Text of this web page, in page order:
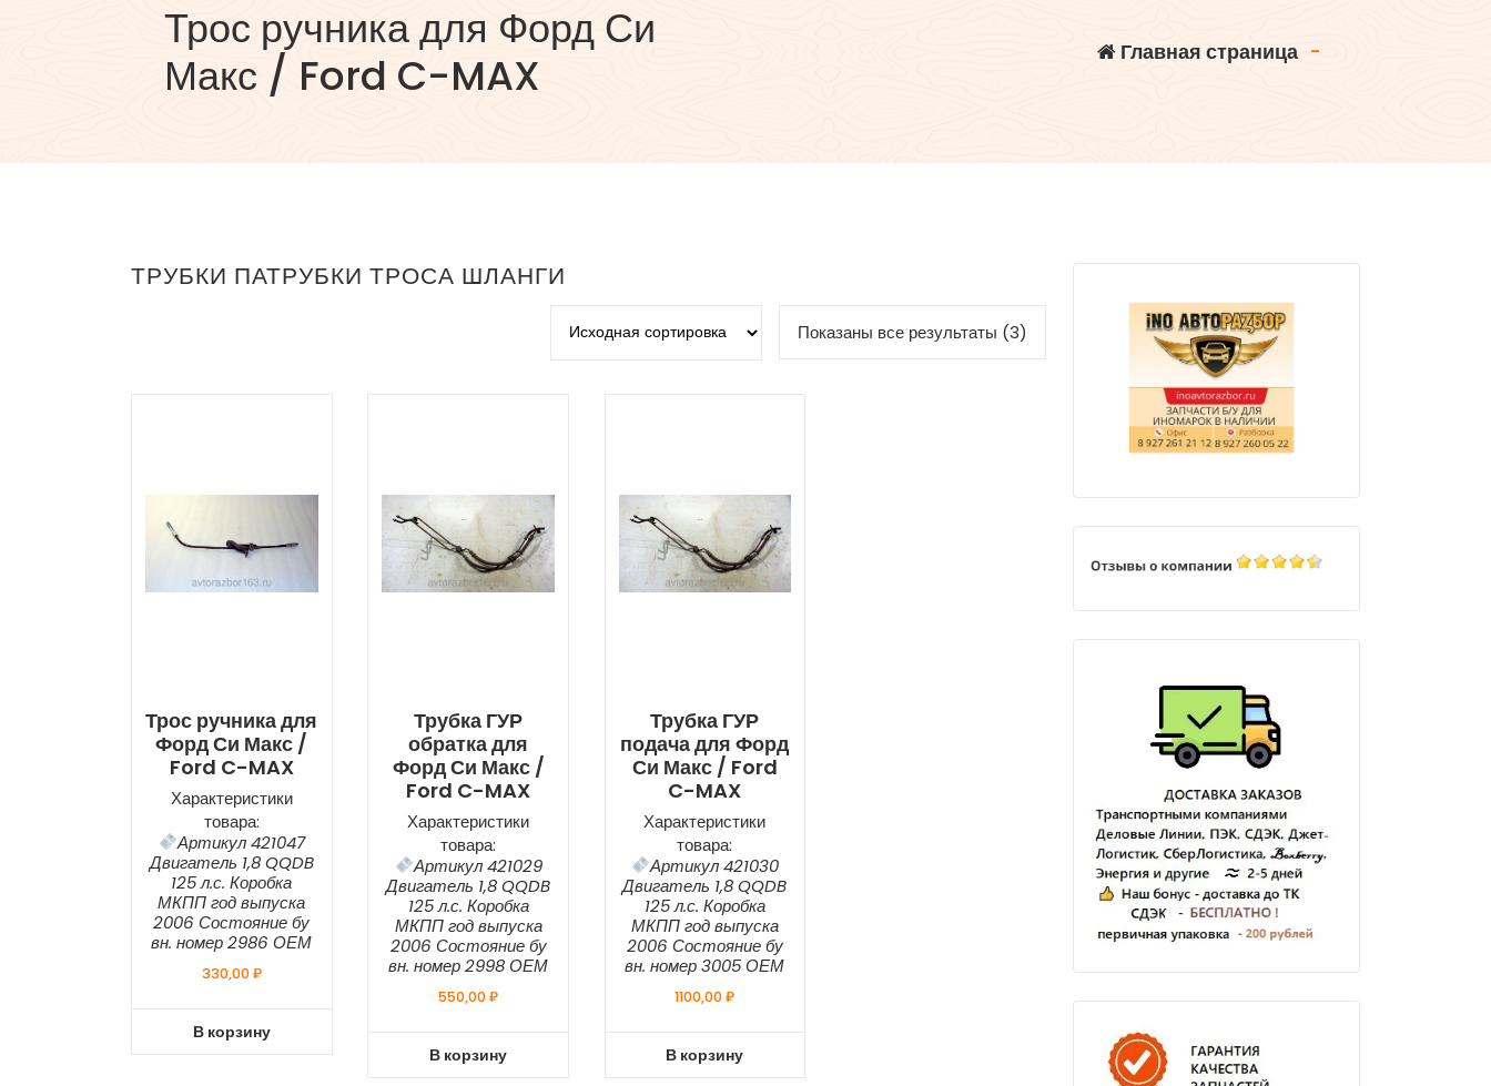
Трос ручника для Форд Си
Макс / Ford C-MAX
Главная страница -
ТРУБКИ ПАТРУБКИ ТРОСА ШЛАНГИ
Показаны все результаты (3)
Трос ручника для
Форд Си Макс /
Ford C-MAX
Характеристики
товара:
Артикул 421047
Двигатель 1,8 QQDB
125 л.с. Коробка
МКПП год выпуска
2006 Состояние бу
вн. номер 2986 ОЕМ
330,00₽
В корзину
Трубка ГУР
обратка для
Форд Си Макс /
Ford C-MAX
Характеристики
товара:
Артикул 421029
Двигатель 1,8 QQDB
125 л.с. Коробка
МКПП год выпуска
2006 Состояние бу
вн. номер 2998 ОЕМ
550,00₽
В корзину
Трубка ГУР
подача для Форд
Си Макс / Ford
C-MAX
Характеристики
товара:
Артикул 421030
Двигатель 1,8 QQDB
125 л.с. Коробка
МКПП год выпуска
2006 Состояние бу
вн. номер 3005 ОЕМ
1100,00₽
В корзину